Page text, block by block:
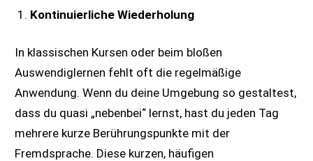
Kontinuierliche Wiederholung
In klassischen Kursen oder beim bloßen
Auswendiglernen fehlt oft die regelmäßige
Anwendung. Wenn du deine Umgebung so gestaltest,
dass du quasi „nebenbei“ lernst, hast du jeden Tag
mehrere kurze Berührungspunkte mit der
Fremdsprache. Diese kurzen, häufigen